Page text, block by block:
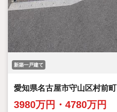
新築一戸建て
愛知県名古屋市守山区村前町
3980万円・4780万円